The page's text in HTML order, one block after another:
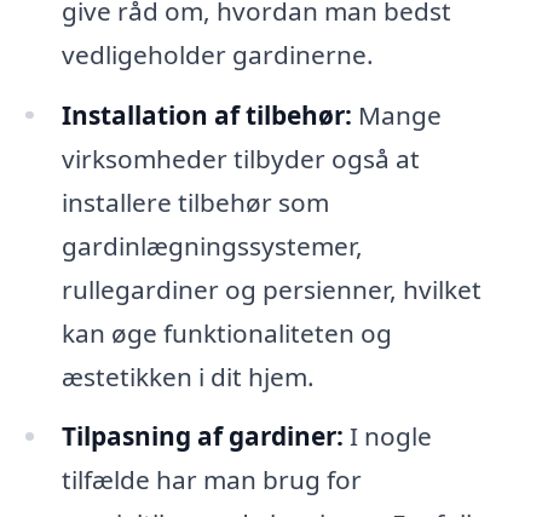
give råd om, hvordan man bedst
vedligeholder gardinerne.
Installation af tilbehør: Mange
virksomheder tilbyder også at
installere tilbehør som
gardinlægningssystemer,
rullegardiner og persienner, hvilket
kan øge funktionaliteten og
æstetikken i dit hjem.
Tilpasning af gardiner: I nogle
tilfælde har man brug for